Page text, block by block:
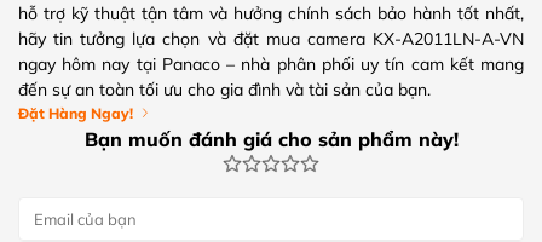
hỗ trợ kỹ thuật tận tâm và hưởng chính sách bảo hành tốt nhất,
hãy tin tưởng lựa chọn và đặt mua camera KX-A2011LN-A-VN
ngay hôm nay tại Panaco – nhà phân phối uy tín cam kết mang
đến sự an toàn tối ưu cho gia đình và tài sản của bạn.
Đặt Hàng Ngay!
Bạn muốn đánh giá cho sản phẩm này!